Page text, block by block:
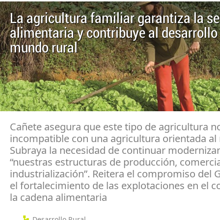
La agricultura familiar garantiza la
alimentaria y contribuye al desarrollo
mundo rural
Cañete asegura que este tipo de agricultura
incompatible con una agricultura orientada al
Subraya la necesidad de continuar
“nuestras estructuras de producción,
industrialización”. Reitera el compromiso del
el fortalecimiento de las explotaciones en el
la cadena alimentaria